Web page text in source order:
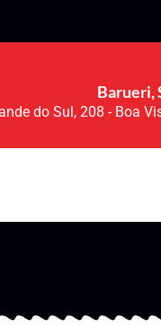
Barueri,
do Sul, 208 - Boa